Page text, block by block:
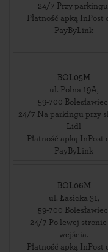
24/7 Przy
Płatność apką InPost
PayByLink
BOL05M
ul. Polna 19A,
59-700 Bolesławiec
24/7 Na parkingu przy
Lidl
Płatność apką InPost
PayByLink
BOL06M
ul. Łasicka 31,
59-700 Bolesławiec
24/7 Po lewej stronie
wejścia.
Płatność apką InPost